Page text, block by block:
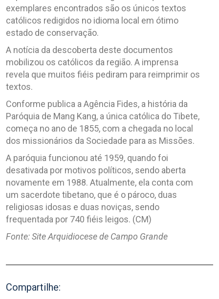
exemplares encontrados são os únicos textos
católicos redigidos no idioma local em ótimo
estado de conservação.
A notícia da descoberta deste documentos
mobilizou os católicos da região. A imprensa
revela que muitos fiéis pediram para reimprimir os
textos.
Conforme publica a Agência Fides, a história da
Paróquia de Mang Kang, a única católica do Tibete,
começa no ano de 1855, com a chegada no local
dos missionários da Sociedade para as Missões.
A paróquia funcionou até 1959, quando foi
desativada por motivos políticos, sendo aberta
novamente em 1988. Atualmente, ela conta com
um sacerdote tibetano, que é o pároco, duas
religiosas idosas e duas noviças, sendo
frequentada por 740 fiéis leigos. (CM)
Fonte: Site Arquidiocese de Campo Grande
Compartilhe: